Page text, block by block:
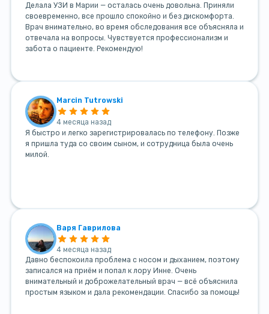
Делала УЗИ в Марии — осталась очень довольна. Приняли
своевременно, все прошло спокойно и без дискомфорта.
Врач внимательно, во время обследования все объясняла и
отвечала на вопросы. Чувствуется профессионализм и
забота о пациенте. Рекомендую!
Marcin Tutrowski
4 месяца назад
Я быстро и легко зарегистрировалась по телефону. Позже
я пришла туда со своим сыном, и сотрудница была очень
милой.
Варя Гаврилова
4 месяца назад
Давно беспокоила проблема с носом и дыханием, поэтому
записался на приём и попал к лору Инне. Очень
внимательный и доброжелательный врач — всё объяснила
простым языком и дала рекомендации. Спасибо за помощь!